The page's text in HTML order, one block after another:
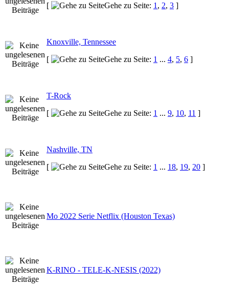
[
Gehe zu Seite: 1 , 2, 3 ]
Knoxville, Tennessee
[
Gehe zu Seite: 1 ... 4, 5, 6 ]
T-Rock
[
Gehe zu Seite: 1 ... 9, 10, 11 ]
Nashville, TN
[
Gehe zu Seite: 1 ... 18, 19, 20 ]
Mo 2022 Serie Netflix (Houston Texas)
K-RINO - TELE-K-NESIS (2022)